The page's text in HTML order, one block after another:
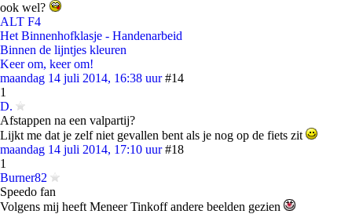
ook wel?
ALT F4
Het Binnenhofklasje - Handenarbeid
Binnen de lijntjes kleuren
Keer om, keer om!
maandag 14 juli 2014, 16:38 uur #14
1
D.
Afstappen na een valpartij?
Lijkt me dat je zelf niet gevallen bent als je nog op de fiets zit
maandag 14 juli 2014, 17:10 uur #18
1
Burner82
Speedo fan
Volgens mij heeft Meneer Tinkoff andere beelden gezien